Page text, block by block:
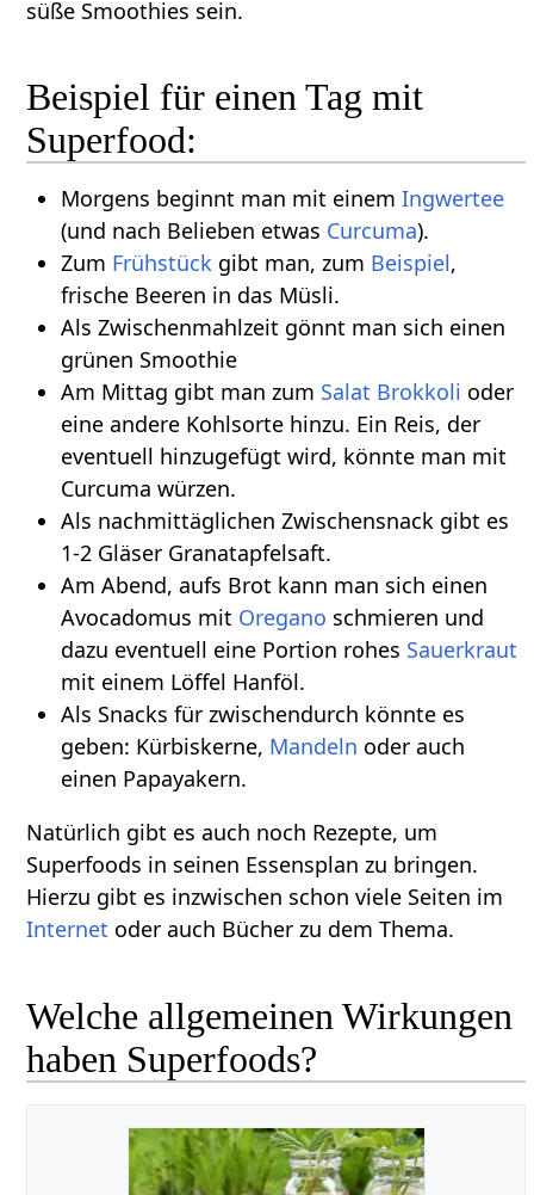
süße Smoothies sein.
Beispiel für einen Tag mit
Superfood:
Morgens beginnt man mit einem Ingwertee
(und nach Belieben etwas Curcuma).
Zum Frühstückgibt man, zum Beispiel,
frische Beeren in das Müsli.
Als Zwischenmahlzeit gönnt man sich einen
grünen Smoothie
Am Mittag gibt man zum Salat Brokkoli oder
eine andere Kohlsorte hinzu. Ein Reis, der
eventuell hinzugefügt wird, könnte man mit
Curcuma würzen.
Als nachmittäglichen Zwischensnack gibt es
1-2 Gläser Granatapfelsaft.
Am Abend, aufs Brot kann man sich einen
Avocadomus mit Oregano schmieren und
dazu eventuell eine Portion rohes Sauerkraut
mit einem Löffel Hanföl.
Als Snacks für zwischendurch könnte es
geben: Kürbiskerne, Mandeln oder auch
einen Papayakern.
Natürlich gibt es auch noch Rezepte, um
Superfoods in seinen Essensplan zu bringen.
Hierzu gibt es inzwischen schon viele Seiten im
Internet oder auch Bücher zu dem Thema.
Welche allgemeinen Wirkungen
haben Superfoods?